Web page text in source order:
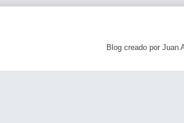
Blog creado por Juan